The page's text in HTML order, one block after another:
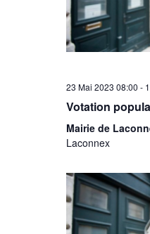
23 Mai 2023 08:00 -
Votation
Mairie de
Laconnex